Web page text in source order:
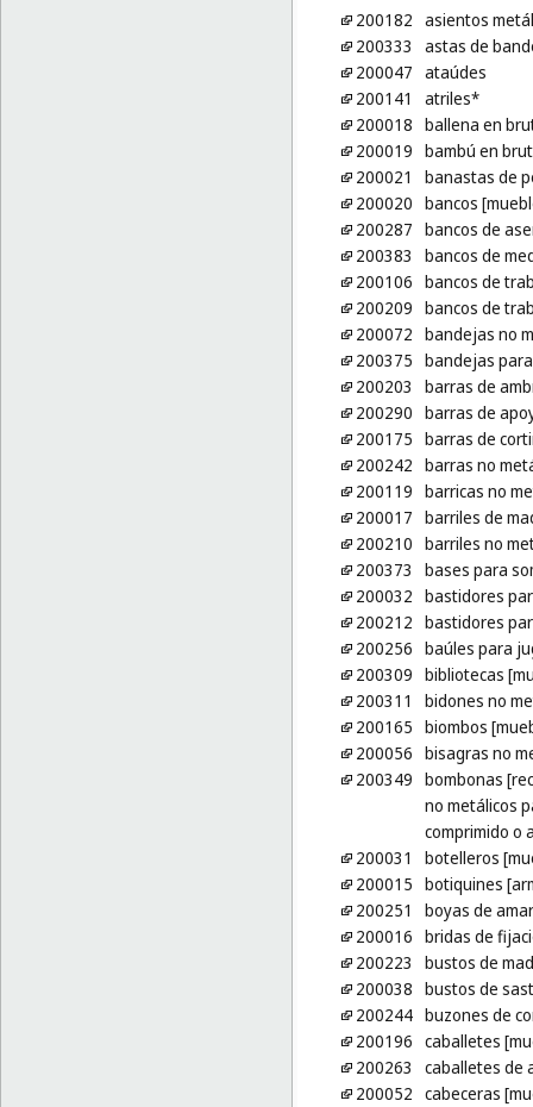
200182 asientos
200333
astas de
200047 ataúdes
200141
atriles*
200018 ballena en
200019 bambú en
200021
banastas de
200020 bancos
200287 bancos de
200383
bancos de
200106 bancos de
200209 bancos de
200072 bandejas no
200375 bandejas
200203
barras de
200290 barras de
200175 barras de
200242 barras no
200119 barricas no
200017 barriles de
200210 barriles no
200373
bases para
200032 bastidores
200212 bastidores
200256 baúles para
200309 bibliotecas
200311
bidones no
200165 biombos
200056 bisagras no
200349 bombonas
no metálicos
comprimido o
200031
botelleros
200015 botiquines
200251
boyas de
200016 bridas de
200223
bustos de
200038 bustos de
200244 buzones de
200196 caballetes
200263
caballetes de
200052 cabeceras